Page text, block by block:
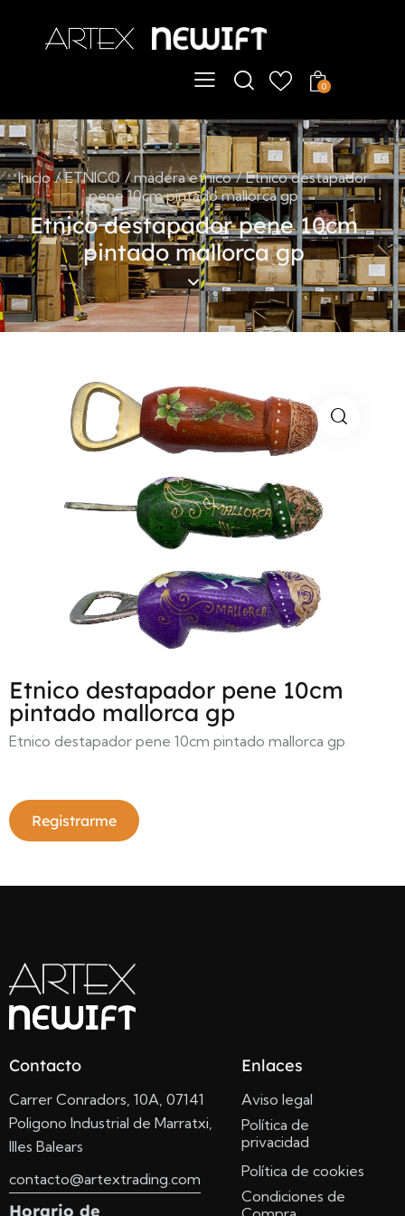
0
Inicio ETNICO madera etnico
Etnico destapador
pene 10cm pintado mallorca gp
Etnico destapador pene 10cm
pintado mallorca gp
Etnico destapador pene 10cm
pintado mallorca gp
Etnico destapador pene 10cm pintado mallorca gp
Registrarme
Contacto
Carrer Conradors, 10A, 07141
Poligono Industrial de Marratxi,
Illes Balears
contacto@artextrading.com
Horario de
Enlaces
Aviso legal
Política de
privacidad
Política de cookies
Condiciones de
En línea